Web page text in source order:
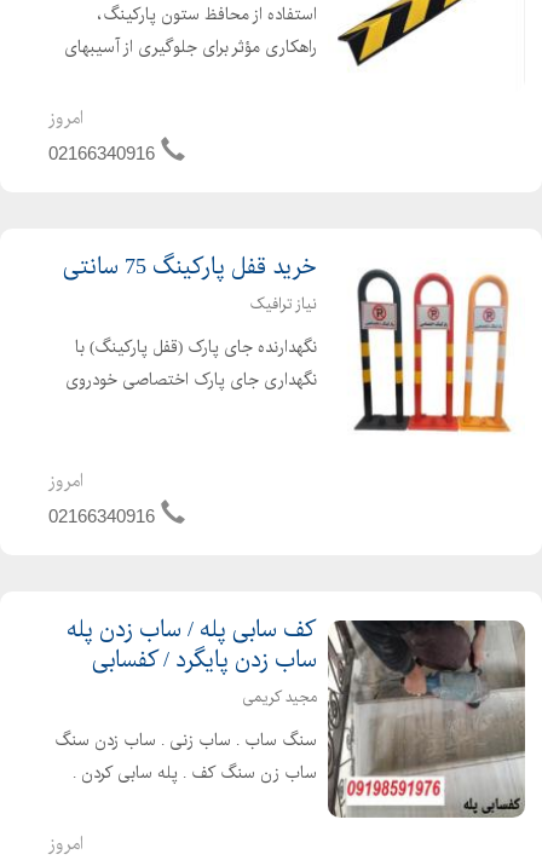
استفاده از محافظ ستون پارکینگ،
راهکاری مؤثر برای جلوگیری از آسیبهای
پارکینگهای طبقاتی است. این محافظها به
طور ویژه برای نصب در کنجهای ستون
امروز
02166340916
خرید قفل پارکینگ 75 سانتی
نیاز ترافیک
نگهدارنده جای پارک (قفل پارکینگ) با
نگهداری جای پارک اختصاصی خودروی
استرس و تنش روزانه شما جلوگیری می
کند. برای حراست از جای...
امروز
02166340916
کف سابی پله / ساب زدن پله
ساب زدن پایگرد / کفسابی
مجید کریمی
سنگ ساب . ساب زنی . ساب زدن سنگ
ساب زن سنگ کف . پله سابی کردن .
امروز